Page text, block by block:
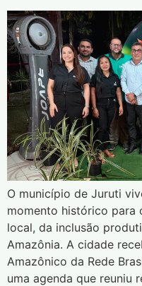
O município de Juruti
momento histórico para
local, da inclusão
Amazônia. A cidade
Amazônico da Rede
uma agenda que reuniu